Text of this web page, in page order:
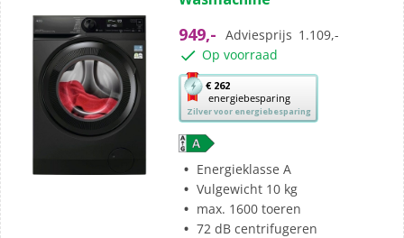
4
beoordelingen
949,- Adviesprijs 1.109,-
Op voorraad
€ 262
energiebesparing
Zilver voor energiebesparing
Met
deze
knop
opent
Youreko’s
tool
voor
energiebesparing.
Energieklasse A
Vulgewicht 10 kg
max. 1600 toeren
72 dB centrifugeren